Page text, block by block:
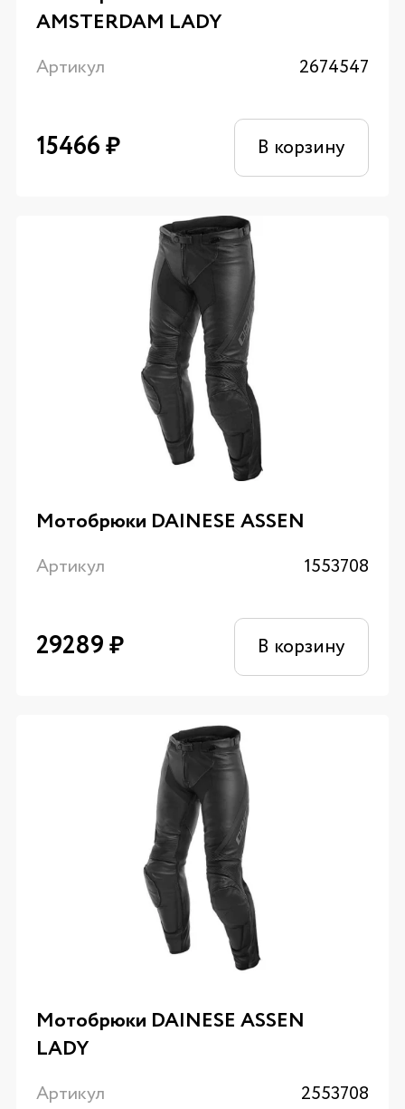
AMSTERDAM LADY
Артикул 2674547
15466₽ В корзину
Мотобрюки DAINESE ASSEN
Артикул 1553708
29289₽ В корзину
Мотобрюки DAINESE ASSEN
LADY
Артикул 2553708